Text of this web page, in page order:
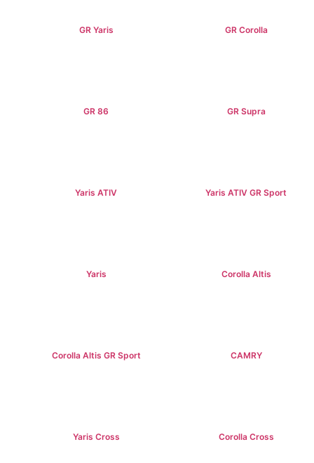
GR Yaris GR Corolla
GR 86 GR Supra
Yaris ATIV Yaris ATIV GR Sport
Yaris Corolla Altis
Corolla Altis GR Sport CAMRY
Yaris Cross Corolla Cross